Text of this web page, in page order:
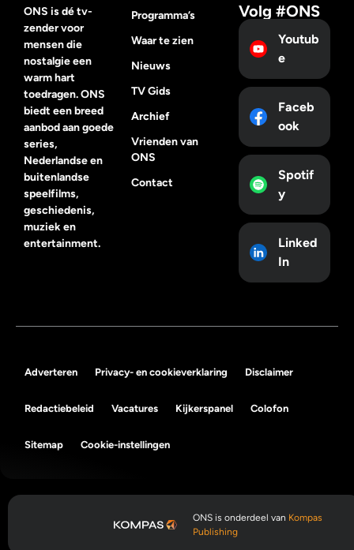
ONS is dé tv-
zender voor
mensen die
nostalgie een
warm hart
toedragen. ONS
biedt een breed
aanbod aan goede
series,
Nederlandse en
buitenlandse
speelfilms,
geschiedenis,
muziek en
entertainment.
Programma’s
Waar te zien
Nieuws
TV Gids
Archief
Vrienden van
ONS
Contact
Volg #ONS
Youtub
e
Faceb
ook
Spotif
y
Linked
In
Adverteren Privacy- en cookieverklaring Disclaimer
Redactiebeleid Vacatures Kijkerspanel Colofon
Sitemap Cookie-instellingen
ONS is onderdeel van Kompas
Publishing